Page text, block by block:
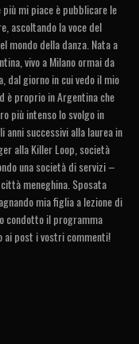
mi piace è pubblicare le
ascoltando la voce del
mondo della danza. Nata a
vivo a Milano ormai da
dal giorno in cui vedo il mio
è proprio in Argentina che
più intenso lo svolgo in
anni successivi alla laurea in
alla Killer Loop, società
una società di servizi –
meneghina. Sposata
mia figlia a lezione di
condotto il programma
ai post i vostri commenti!